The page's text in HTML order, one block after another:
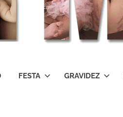
FESTA GRAVIDEZ